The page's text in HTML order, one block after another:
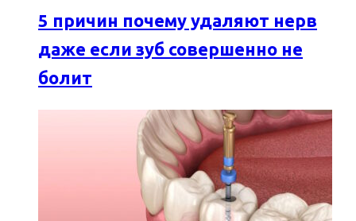
5 причин почему удаляют нерв
даже если зуб совершенно не
болит